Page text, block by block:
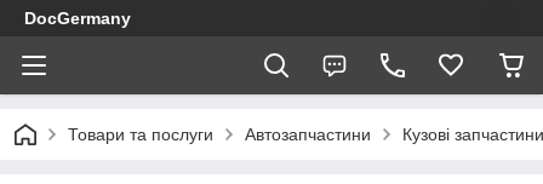
DocGermany
Товари та послуги Автозапчастини Кузові запчастини